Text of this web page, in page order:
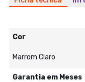
Cor
Marrom Claro
Garantia em Meses